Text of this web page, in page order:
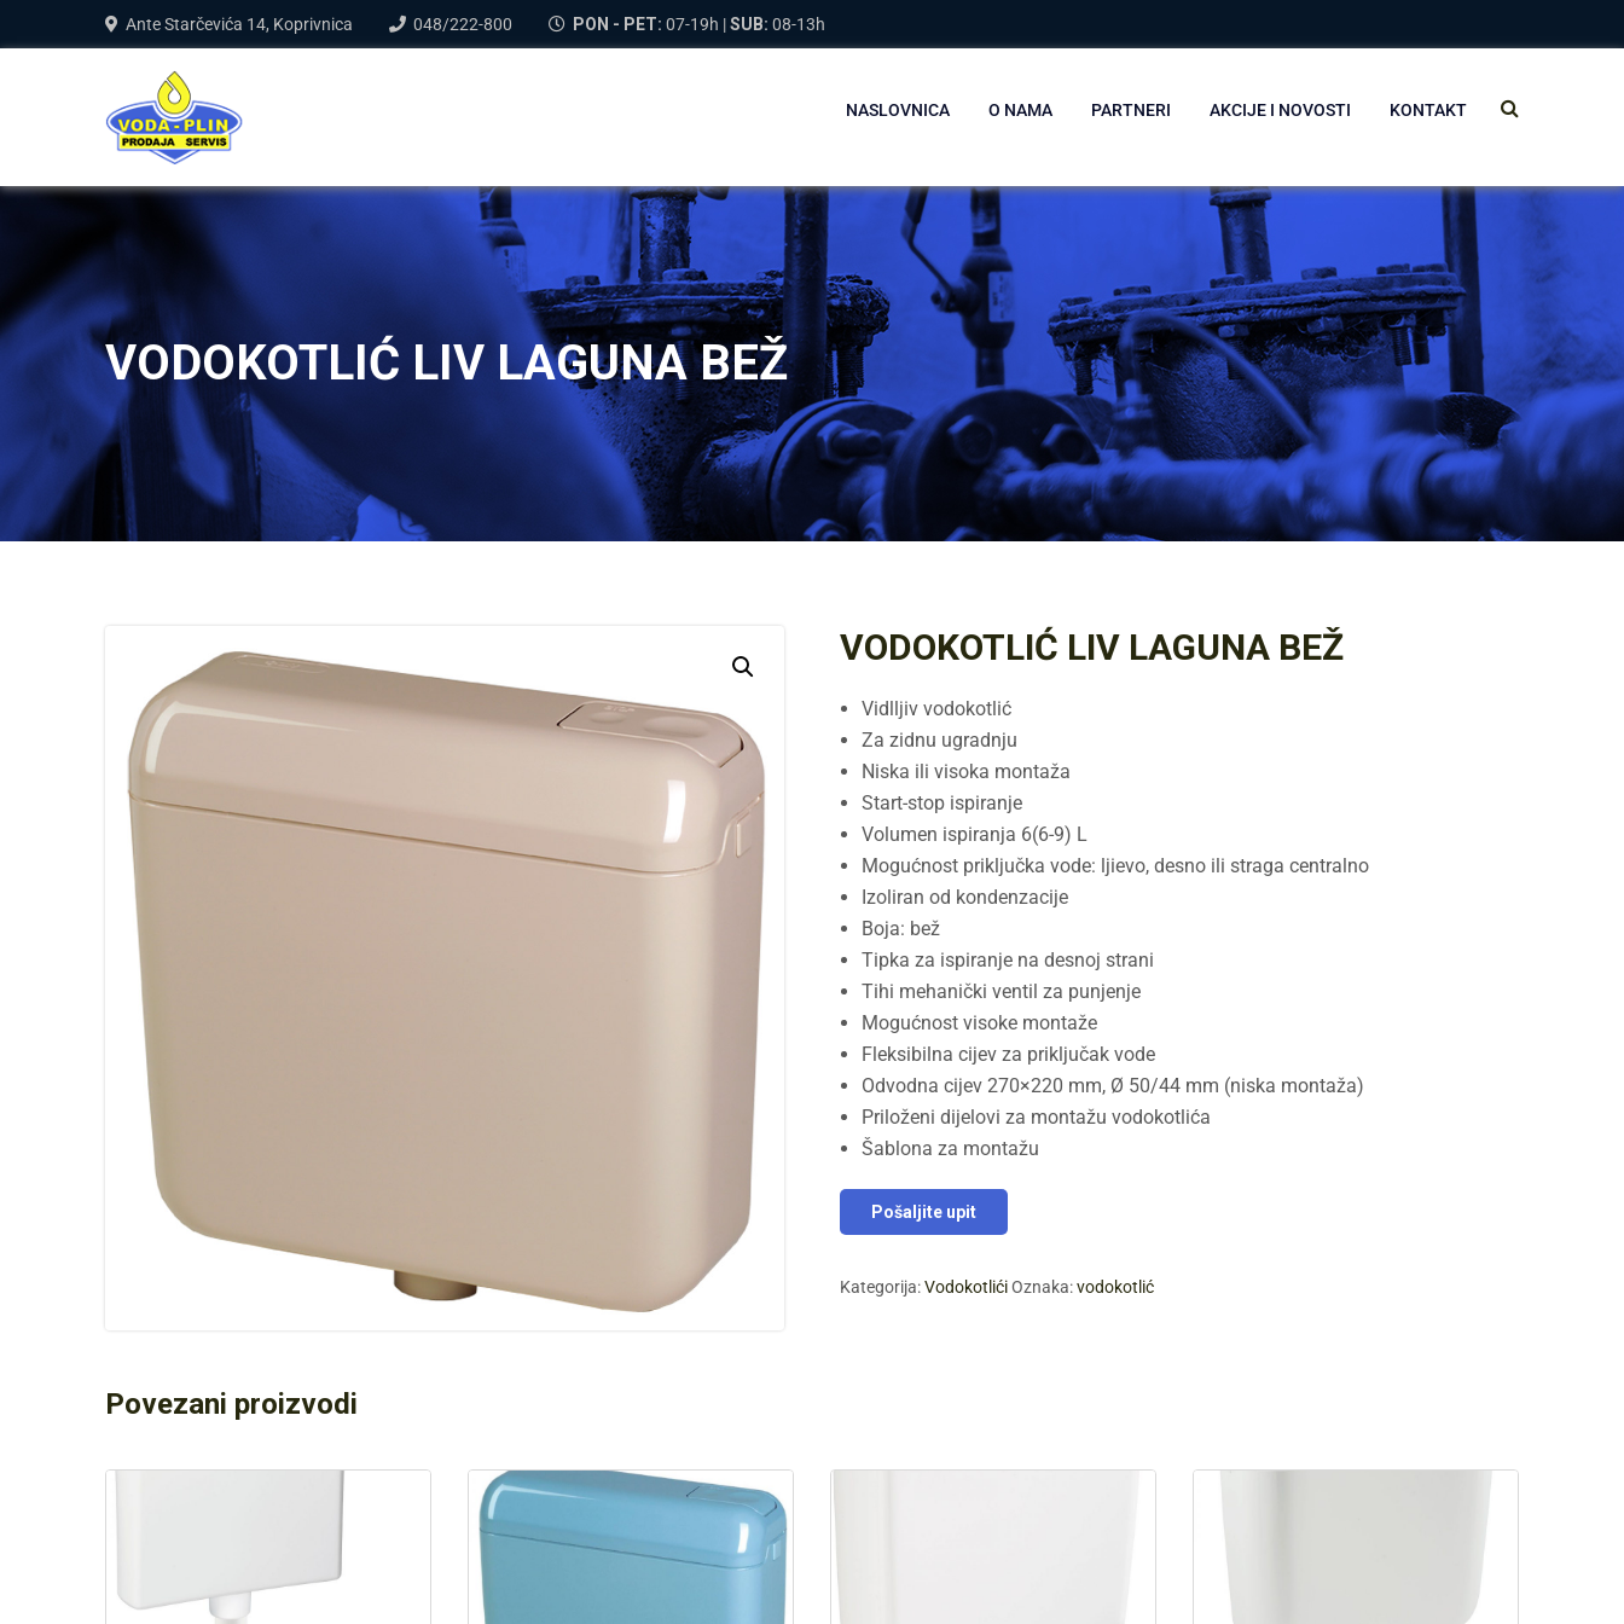
Ante Starčevića 14, Koprivnica 048/222-800 PON - PET: 07-19h |SUB: 08-13h
NASLOVNICA O NAMA PARTNERI AKCIJE I NOVOSTI KONTAKT
VODOKOTLIĆ LIV LAGUNA BEŽ
VODOKOTLIĆ LIV LAGUNA BEŽ
Vidlljiv vodokotlić
Za zidnu ugradnju
Niska ili visoka montaža
Start-stop ispiranje
Volumen ispiranja 6(6-9) L
Mogućnost priključka vode: ljievo, desno ili straga centralno
Izoliran od kondenzacije
Boja: bež
Tipka za ispiranje na desnoj strani
Tihi mehanički ventil za punjenje
Mogućnost visoke montaže
Fleksibilna cijev za priključak vode
Odvodna cijev 270×220 mm, Ø 50/44 mm (niska montaža)
Priloženi dijelovi za montažu vodokotlića
Šablona za montažu
Pošaljite upit
Kategorija:Vodokotlići Oznaka:vodokotlić
Povezani proizvodi